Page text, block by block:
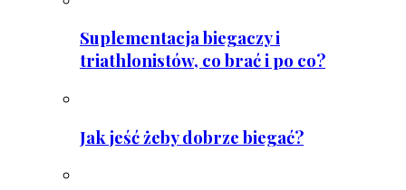
Suplementacja biegaczy i
triathlonistów, co brać i po co?
Jak jeść żeby dobrze biegać?